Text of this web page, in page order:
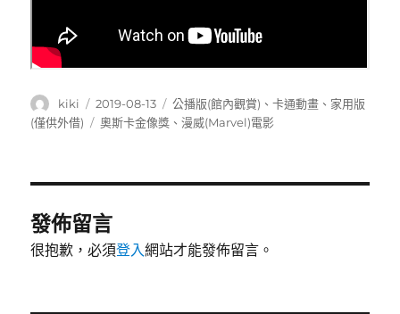
作
者
kiki
發
佈
2019-08-13
分
類
公播版(館內觀賞) 、卡通動畫 、 家用版
(僅供外借)
標
奧斯卡金像獎 、漫威(Marvel)電影
發佈留言
很抱歉，必須登入網站才能發佈留言。